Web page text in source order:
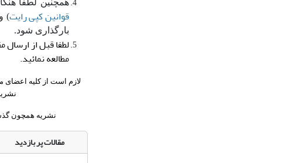
همچنین لطفاً
قوانین کپی رایت) و
بارگذاری شود.
لطفاقبل از ارسال
مطالعه نمائید.
لازم است از کلیه اعضای
نشریه همچون
مقالات پر بازدید